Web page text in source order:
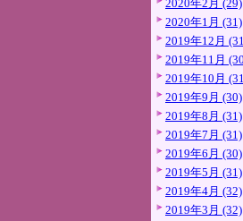
2020年2月 (29)
2020年1月 (31)
2019年12月
2019年11月
2019年10月
2019年9月 (30)
2019年8月 (31)
2019年7月 (31)
2019年6月 (30)
2019年5月 (31)
2019年4月 (32)
2019年3月 (32)